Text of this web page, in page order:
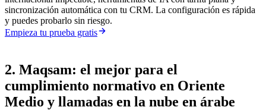
sincronización automática con tu CRM. La configuración es rápida
y puedes probarlo sin riesgo.
Empieza tu prueba gratis
2. Maqsam: el mejor para el
cumplimiento normativo en Oriente
Medio y llamadas en la nube en árabe